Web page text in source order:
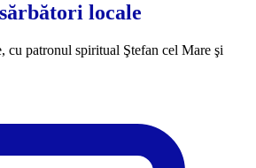
locale
cu patronul spiritual Ştefan cel Mare şi